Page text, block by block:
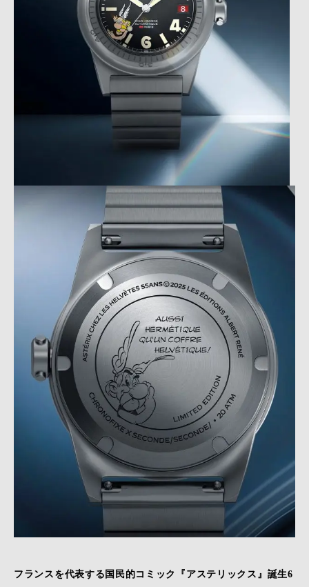
フランスを代表する国民的コミック『アステリックス』誕生6